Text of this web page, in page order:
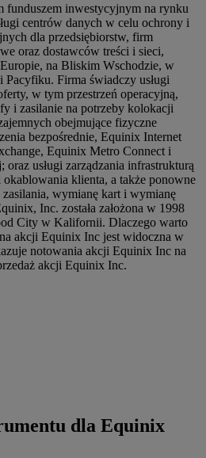
funduszem inwestycyjnym na rynku
centrów danych w celu ochrony i
dla przedsiębiorstw, firm
oraz dostawców treści i sieci,
na Bliskim Wschodzie, w
Firma świadczy usługi
w tym przestrzeń operacyjną,
i zasilanie na potrzeby kolokacji
obejmujące fizyczne
bezpośrednie, Equinix Internet
Equinix Metro Connect i
oraz usługi zarządzania infrastrukturą
klienta, a także ponowne
wymianę kart i wymianę
Inc. została założona w 1998
City w Kalifornii. Dlaczego warto
akcji Equinix Inc jest widoczna w
notowania akcji Equinix Inc na
akcji Equinix Inc.
dla Equinix